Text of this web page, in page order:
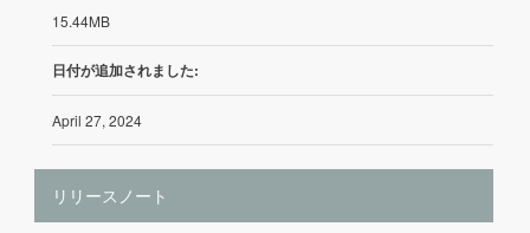
15.44MB
日付が追加されました:
April 27, 2024
リリースノート